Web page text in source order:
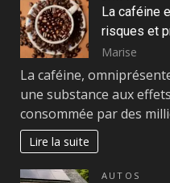
La caféine
risques et
Marise
La caféine,
une substance aux
consommée par des
Lire la suite
AUTOS